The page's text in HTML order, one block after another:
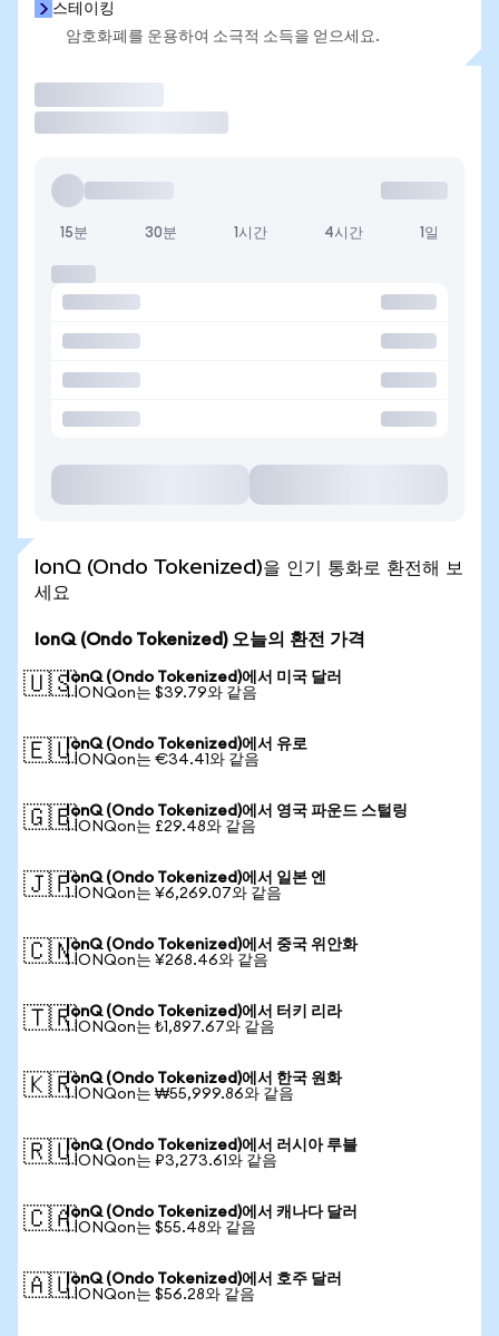
스테이킹
암호화폐를 운용하여 소극적 소득을 얻으세요.
15분 30분 1시간 4시간 1일
IonQ (Ondo Tokenized)을 인기 통화로 환전해 보
세요
IonQ (Ondo Tokenized) 오늘의 환전 가격
🇺🇸IonQ (Ondo Tokenized)에서 미국 달러
1 IONQon는 $39.79와 같음
🇪🇺IonQ (Ondo Tokenized)에서 유로
1 IONQon는 €34.41와 같음
🇬🇧IonQ (Ondo Tokenized)에서 영국 파운드 스털링
1 IONQon는 £29.48와 같음
🇯🇵IonQ (Ondo Tokenized)에서 일본 엔
1 IONQon는 ¥6,269.07와 같음
🇨🇳IonQ (Ondo Tokenized)에서 중국 위안화
1 IONQon는 ¥268.46와 같음
🇹🇷IonQ (Ondo Tokenized)에서 터키 리라
1 IONQon는 ₺1,897.67와 같음
🇰🇷IonQ (Ondo Tokenized)에서 한국 원화
1 IONQon는 ₩55,999.86와 같음
🇷🇺IonQ (Ondo Tokenized)에서 러시아 루블
1 IONQon는 ₽3,273.61와 같음
🇨🇦IonQ (Ondo Tokenized)에서 캐나다 달러
1 IONQon는 $55.48와 같음
🇦🇺IonQ (Ondo Tokenized)에서 호주 달러
1 IONQon는 $56.28와 같음